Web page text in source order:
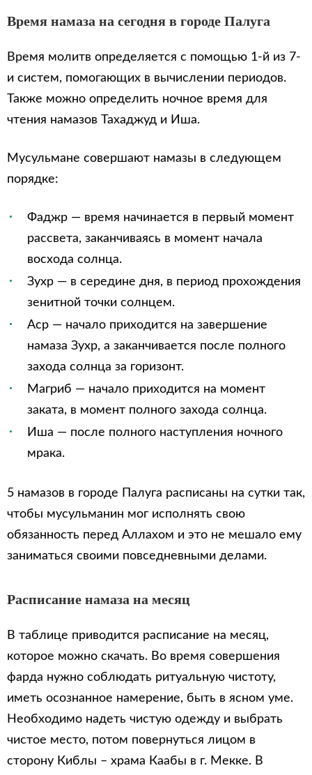
Время намаза на сегодня в городе Палуга
Время молитв определяется с помощью 1-й из 7-
и систем, помогающих в вычислении периодов.
Также можно определить ночное время для
чтения намазов Тахаджуд и Иша.
Мусульмане совершают намазы в следующем
порядке:
Фаджр — время начинается в первый момент
рассвета, заканчиваясь в момент начала
восхода солнца.
Зухр — в середине дня, в период прохождения
зенитной точки солнцем.
Аср — начало приходится на завершение
намаза Зухр, а заканчивается после полного
захода солнца за горизонт.
Магриб — начало приходится на момент
заката, в момент полного захода солнца.
Иша — после полного наступления ночного
мрака.
5 намазов в городе Палуга расписаны на сутки так,
чтобы мусульманин мог исполнять свою
обязанность перед Аллахом и это не мешало ему
заниматься своими повседневными делами.
Расписание намаза на месяц
В таблице приводится расписание на месяц,
которое можно скачать. Во время совершения
фарда нужно соблюдать ритуальную чистоту,
иметь осознанное намерение, быть в ясном уме.
Необходимо надеть чистую одежду и выбрать
чистое место, потом повернуться лицом в
сторону Киблы – храма Каабы в г. Мекке. В